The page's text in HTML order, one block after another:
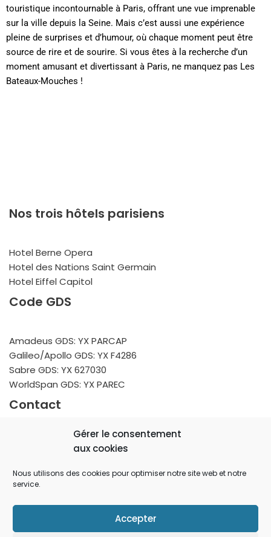
Gérer le consentement
aux cookies
Nous utilisons des cookies pour optimiser notre site web et notre
service.
Accepter
touristique incontournable à Paris, offrant une vue imprenable
sur la ville depuis la Seine. Mais c’est aussi une expérience
pleine de surprises et d’humour, où chaque moment peut être
source de rire et de sourire. Si vous êtes à la recherche d’un
moment amusant et divertissant à Paris, ne manquez pas Les
Bateaux-Mouches !
Nos trois hôtels parisiens
Hotel Berne Opera
Hotel des Nations Saint Germain
Hotel Eiffel Capitol
Code GDS
Amadeus GDS: YX PARCAP
Galileo/Apollo GDS: YX F4286
Sabre GDS: YX 627030
WorldSpan GDS: YX PAREC
Contact
FRANCE
reservation@ecapitolparis.com
Tous droits réservés - Site Officiel de l'Hôtel Eiffel